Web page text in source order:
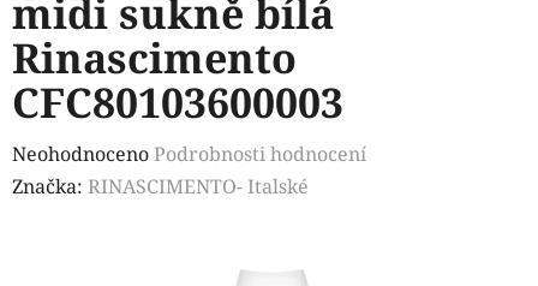
midi sukně bílá
Rinascimento
CFC80103600003
Průměrné
hodnocení
NeohodnocenoPodrobnosti hodnocení
Značka: RINASCIMENTO- Italské